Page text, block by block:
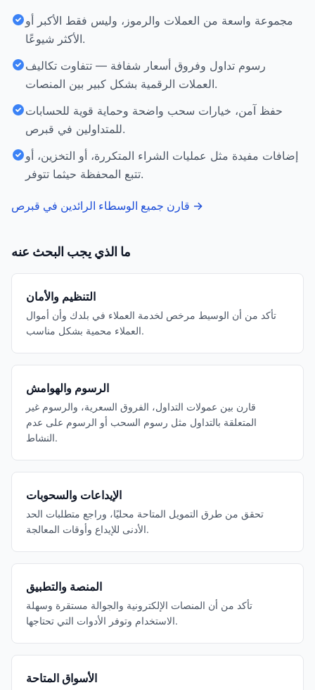
مجموعة واسعة من العملات والرموز، وليس فقط الأكبر أو
الأكثر شيوعًا.
رسوم تداول وفروق أسعار شفافة — تتفاوت تكاليف
العملات الرقمية بشكل كبير بين المنصات.
حفظ آمن، خيارات سحب واضحة وحماية قوية للحسابات
للمتداولين في قبرص.
إضافات مفيدة مثل عمليات الشراء المتكررة، أو التخزين، أو
تتبع المحفظة حيثما تتوفر.
قارن جميع الوسطاء الرائدين في قبرص →
ما الذي يجب البحث عنه
التنظيم والأمان
تأكد من أن الوسيط مرخص لخدمة العملاء في بلدك وأن أموال
العملاء محمية بشكل مناسب.
الرسوم والهوامش
قارن بين عمولات التداول، الفروق السعرية، والرسوم غير
المتعلقة بالتداول مثل رسوم السحب أو الرسوم على عدم
النشاط.
الإيداعات والسحوبات
تحقق من طرق التمويل المتاحة محليًا، وراجع متطلبات الحد
الأدنى للإيداع وأوقات المعالجة.
المنصة والتطبيق
تأكد من أن المنصات الإلكترونية والجوالة مستقرة وسهلة
الاستخدام وتوفر الأدوات التي تحتاجها.
الأسواق المتاحة